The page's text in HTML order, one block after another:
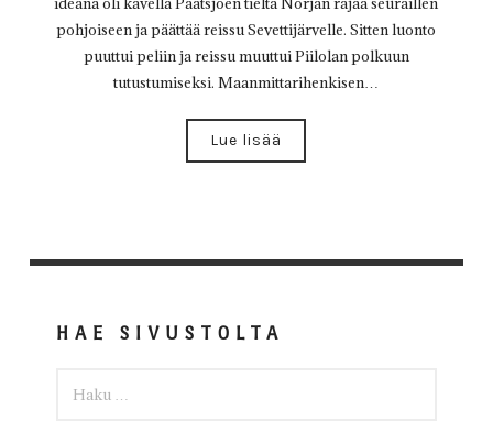
pohjoiseen ja päättää reissu Sevettijärvelle. Sitten luonto
puuttui peliin ja reissu muuttui Piilolan polkuun
tutustumiseksi. Maanmittarihenkisen…
Lue lisää
HAE SIVUSTOLTA